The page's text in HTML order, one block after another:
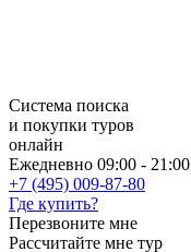
Система поиска
и покупки туров
онлайн
Ежедневно 09:00 - 21:00
+7 (495) 009-87-80
Где купить?
Перезвоните мне
Рассчитайте мне тур